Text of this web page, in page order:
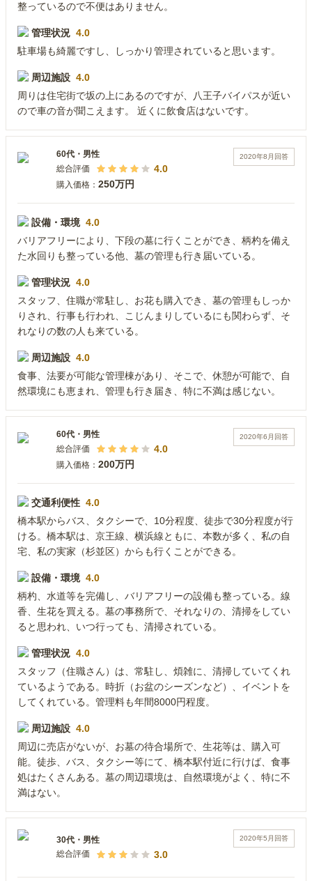
整っているので不便はありません。
管理状況 4.0
駐車場も綺麗ですし、しっかり管理されていると思います。
周辺施設 4.0
周りは住宅街で坂の上にあるのですが、八王子バイパスが近い
ので車の音が聞こえます。 近くに飲食店はないです。
2020年8月 回答
60代 ・ 男性
総合評価
4.0
購入価格： 250万円
設備・環境 4.0
バリアフリーにより、下段の墓に行くことができ、柄杓を備え
た水回りも整っている他、墓の管理も行き届いている。
管理状況 4.0
スタッフ、住職が常駐し、お花も購入でき、墓の管理もしっか
りされ、行事も行われ、こじんまりしているにも関わらず、そ
れなりの数の人も来ている。
周辺施設 4.0
食事、法要が可能な管理棟があり、そこで、休憩が可能で、自
然環境にも恵まれ、管理も行き届き、特に不満は感じない。
2020年6月 回答
60代 ・ 男性
総合評価
4.0
購入価格： 200万円
交通利便性 4.0
橋本駅からバス、タクシーで、10分程度、徒歩で30分程度が行
ける。橋本駅は、京王線、横浜線ともに、本数が多く、私の自
宅、私の実家（杉並区）からも行くことができる。
設備・環境 4.0
柄杓、水道等を完備し、バリアフリーの設備も整っている。線
香、生花を買える。墓の事務所で、それなりの、清掃をしてい
ると思われ、いつ行っても、清掃されている。
管理状況 4.0
スタッフ（住職さん）は、常駐し、煩雑に、清掃していてくれ
ているようである。時折（お盆のシーズンなど）、イベントを
してくれている。管理料も年間8000円程度。
周辺施設 4.0
周辺に売店がないが、お墓の待合場所で、生花等は、購入可
能。徒歩、バス、タクシー等にて、橋本駅付近に行けば、食事
処はたくさんある。墓の周辺環境は、自然環境がよく、特に不
満はない。
2020年5月 回答
30代 ・ 男性
総合評価
3.0